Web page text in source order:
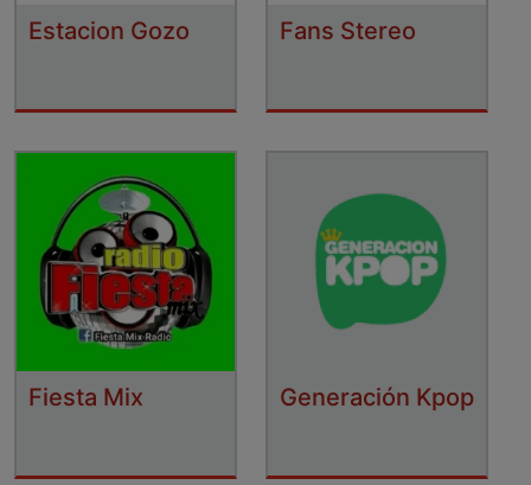
Estacion Gozo Fans Stereo
Fiesta Mix Generación Kpop